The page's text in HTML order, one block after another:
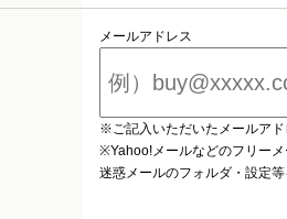
メールアドレス
※ご記入いただいたメールアド
※Yahoo!メールなどのフリーメ
迷惑メールのフォルダ・設定等